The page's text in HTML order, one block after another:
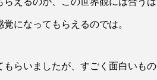
になってもらえるのでは。
らいましたが、すごく面白いも